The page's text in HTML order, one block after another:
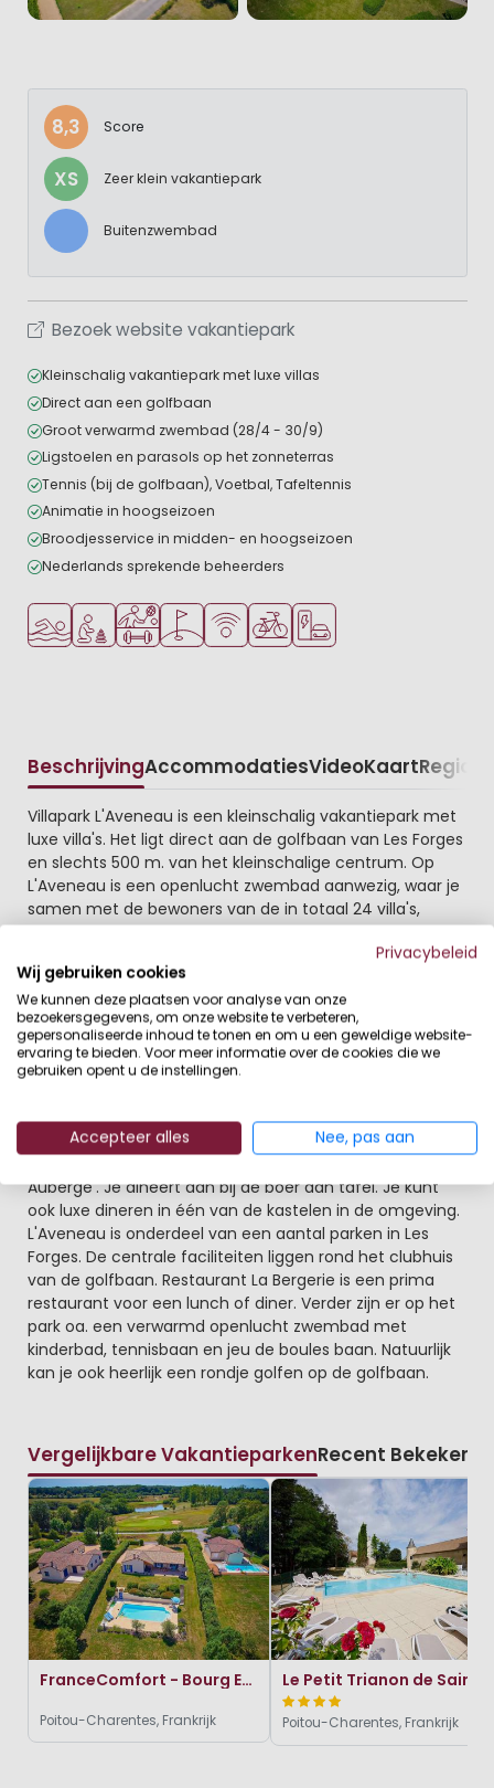
8,3 Score
XS Zeer klein vakantiepark
Buitenzwembad
Bezoek website vakantiepark
Kleinschalig vakantiepark met luxe villas
Direct aan een golfbaan
Groot verwarmd zwembad (28/4 - 30/9)
Ligstoelen en parasols op het zonneterras
Tennis (bij de golfbaan), Voetbal, Tafeltennis
Animatie in hoogseizoen
Broodjesservice in midden- en hoogseizoen
Nederlands sprekende beheerders
Openlucht zwembad
Aanbevolen voor jonge kinderen
Veel mogelijkheden om te sporten
Golfbaan in de buurt
WiFi beschikbaar
FietsverhuurLaadpaal elektrische auto
BeschrijvingAccommodatiesVideoKaartRegio
Beschrijving
Villapark L'Aveneau is een kleinschalig vakantiepark met
luxe villa's. Het ligt direct aan de golfbaan van Les Forges
en slechts 500 m. van het kleinschalige centrum. Op
L'Aveneau is een openlucht zwembad aanwezig, waar je
samen met de bewoners van de in totaal 24 villa's,
gebruik van kunt maken. Het is onderdeel van het
overkoepelende Golfresort Domaine des Forges, met
diverse centrale faciliteiten.
Charantes grenst aan de populaire vakantieregio's
Dordogne, Val de Loire en Bretagne. Er diverse uitstapjes
mogelijk in de omgeving; Futuroscope, La Vallee des
Rochelle zijn de moeite waard. Een bezoek aan de
historische steden Niort, Partenay of Poitiers is ook aan
Auberge'. Je dineert dan bij de boer aan tafel. Je kunt
ook luxe dineren in één van de kastelen in de omgeving.
L'Aveneau is onderdeel van een aantal parken in Les
Forges. De centrale faciliteiten liggen rond het clubhuis
van de golfbaan. Restaurant La Bergerie is een prima
restaurant voor een lunch of diner. Verder zijn er op het
park oa. een verwarmd openlucht zwembad met
kinderbad, tennisbaan en jeu de boules baan. Natuurlijk
kan je ook heerlijk een rondje golfen op de golfbaan.
Vergelijkbare VakantieparkenRecent Bekeken
FranceComfort - Bourg Est-Vigelière
Poitou-Charentes, Frankrijk Poitou-Charentes, Frankrijk
Privacybeleid
Wij gebruiken cookies
We kunnen deze plaatsen voor analyse van onze
bezoekersgegevens, om onze website te verbeteren,
gepersonaliseerde inhoud te tonen en om u een geweldige website-
ervaring te bieden. Voor meer informatie over de cookies die we
gebruiken opent u de instellingen.
Accepteer alles Nee, pas aan